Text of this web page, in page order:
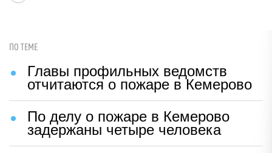
ПО ТЕМЕ
Главы профильных ведомств
отчитаются о пожаре в Кемерово
По делу о пожаре в Кемерово
задержаны четыре человека